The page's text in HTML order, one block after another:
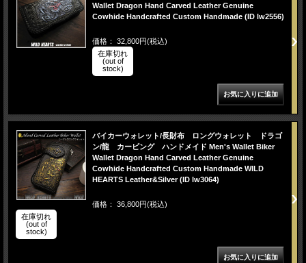
Wallet Dragon Hand Carved Leather Genuine
Cowhide Handcrafted Custom Handmade (ID lw2556)
価格： 32,800円(税込)
在庫切れ
(out of
stock)
バイカーウォレット/長財布 ロングウォレット ドラゴ
ン/龍 カービング ハンドメイド Men's Wallet Biker
Wallet Dragon Hand Carved Leather Genuine
Cowhide Handcrafted Custom Handmade WILD
HEARTS Leather&Silver (ID lw3064)
価格： 36,800円(税込)
在庫切れ
(out of
stock)